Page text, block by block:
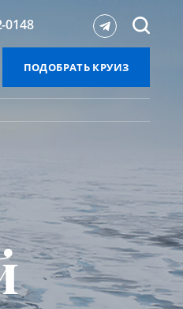
0148
ПОДОБРАТЬ КРУИЗ